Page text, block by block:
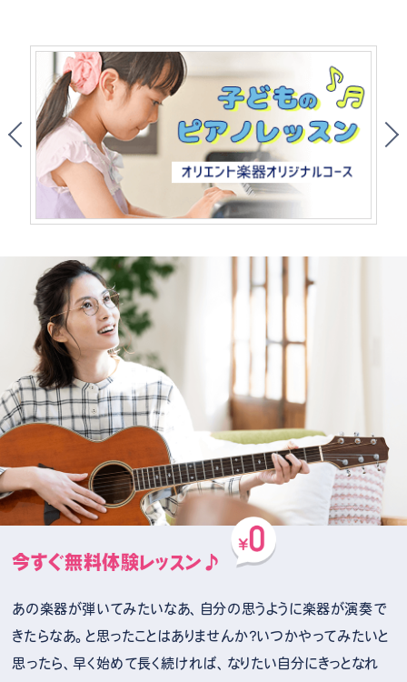
今すぐ無料体験レッスン♪
あの楽器が弾いてみたいなあ、自分の思うように楽器が演奏で
きたらなあ。と思ったことはありませんか？いつかやってみたいと
思ったら、早く始めて長く続ければ、なりたい自分にきっとなれ